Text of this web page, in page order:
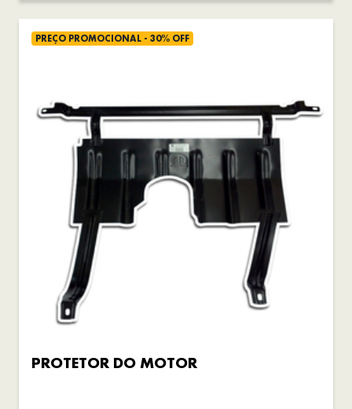
PREÇO PROMOCIONAL - 30% OFF
PROTETOR DO MOTOR